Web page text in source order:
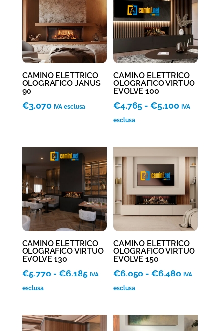
CAMINO ELETTRICO
OLOGRAFICO JANUS
90
€3.070 IVA esclusa
CAMINO ELETTRICO
OLOGRAFICO VIRTUO
EVOLVE 100
€4.765 - €5.100Fascia
€4.765
€5.100
IVA
esclusa
CAMINO ELETTRICO
OLOGRAFICO VIRTUO
EVOLVE 130
€5.770 - €6.185Fascia
€5.770
IVA
esclusa
CAMINO ELETTRICO
OLOGRAFICO VIRTUO
EVOLVE 150
€6.050 - €6.480Fascia
€6.050
IVA
esclusa